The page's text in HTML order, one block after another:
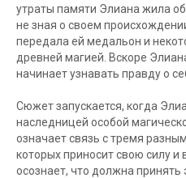
утраты памяти Элиана жила
не зная о своем
передала ей медальон и
древней магией. Вскоре
начинает узнавать правду о
Сюжет запускается, когда
наследницей особой
означает связь с тремя
которых приносит свою силу и
осознает, что должна принять